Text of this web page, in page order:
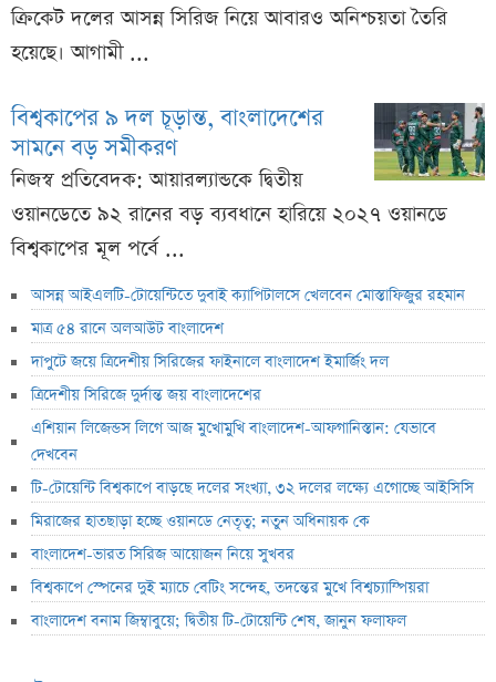
ক্রিকেট দলের আসন্ন সিরিজ নিয়ে আবারও অনিশ্চয়তা তৈরি
হয়েছে। আগামী ...
বিশ্বকাপের ৯ দল চূড়ান্ত, বাংলাদেশের
সামনে বড় সমীকরণ
নিজস্ব প্রতিবেদক: আয়ারল্যান্ডকে দ্বিতীয়
ওয়ানডেতে ৯২ রানের বড় ব্যবধানে হারিয়ে ২০২৭ ওয়ানডে
বিশ্বকাপের মূল পর্বে ...
আসন্ন আইএলটি-টোয়েন্টিতে দুবাই ক্যাপিটালসে খেলবেন মোস্তাফিজুর রহমান
মাত্র ৫৪ রানে অলআউট বাংলাদেশ
দাপুটে জয়ে ত্রিদেশীয় সিরিজের ফাইনালে বাংলাদেশ ইমার্জিং দল
ত্রিদেশীয় সিরিজে দুর্দান্ত জয় বাংলাদেশের
এশিয়ান লিজেন্ডস লিগে আজ মুখোমুখি বাংলাদেশ-আফগানিস্তান: যেভাবে
দেখবেন
টি-টোয়েন্টি বিশ্বকাপে বাড়ছে দলের সংখ্যা, ৩২ দলের লক্ষ্যে এগোচ্ছে আইসিসি
মিরাজের হাতছাড়া হচ্ছে ওয়ানডে নেতৃত্ব; নতুন অধিনায়ক কে
বাংলাদেশ-ভারত সিরিজ আয়োজন নিয়ে সুখবর
বিশ্বকাপে স্পেনের দুই ম্যাচে বেটিং সন্দেহ, তদন্তের মুখে বিশ্বচ্যাম্পিয়রা
বাংলাদেশ বনাম জিম্বাবুয়ে; দ্বিতীয় টি-টোয়েন্টি শেষ, জানুন ফলাফল